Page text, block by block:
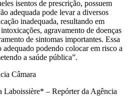
isentos de prescrição, possuem
adequada pode levar a diversos
inadequada, resultando em
agravamento de doenças
de sintomas importantes. Essa
podendo colocar em risco a
a saúde pública”.
Câmara
Laboissière* – Repórter da Agência